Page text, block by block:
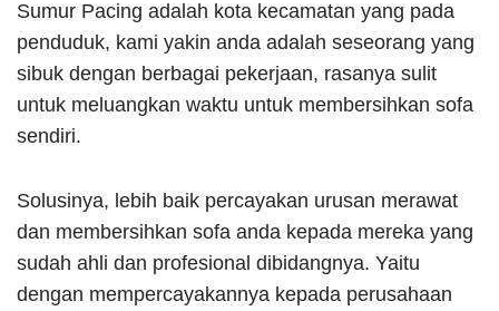
Sumur Pacing adalah kota kecamatan yang pada
penduduk, kami yakin anda adalah seseorang yang
sibuk dengan berbagai pekerjaan, rasanya sulit
untuk meluangkan waktu untuk membersihkan sofa
sendiri.
Solusinya, lebih baik percayakan urusan merawat
dan membersihkan sofa anda kepada mereka yang
sudah ahli dan profesional dibidangnya. Yaitu
dengan mempercayakannya kepada perusahaan